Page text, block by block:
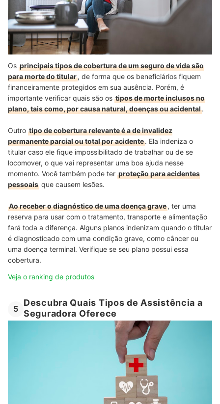
Os principais tipos de cobertura de um seguro de vida são
para morte do titular, de forma que os beneficiários fiquem
financeiramente protegidos em sua ausência. Porém, é
importante verificar quais são os tipos de morte inclusos no
plano, tais como, por causa natural, doenças ou acidental.
Outro tipo de cobertura relevante é a de invalidez
permanente parcial ou total por acidente. Ela indeniza o
titular caso ele fique impossibilitado de trabalhar ou de se
locomover, o que vai representar uma boa ajuda nesse
momento. Você também pode ter proteção para acidentes
pessoais que causem lesões.
Ao receber o diagnóstico de uma doença grave, ter uma
reserva para usar com o tratamento, transporte e alimentação
fará toda a diferença. Alguns planos indenizam quando o titular
é diagnosticado com uma condição grave, como câncer ou
uma doença terminal. Verifique se seu plano possui essa
cobertura.
Veja o ranking de produtos
5
Descubra Quais Tipos de Assistência a
Seguradora Oferece